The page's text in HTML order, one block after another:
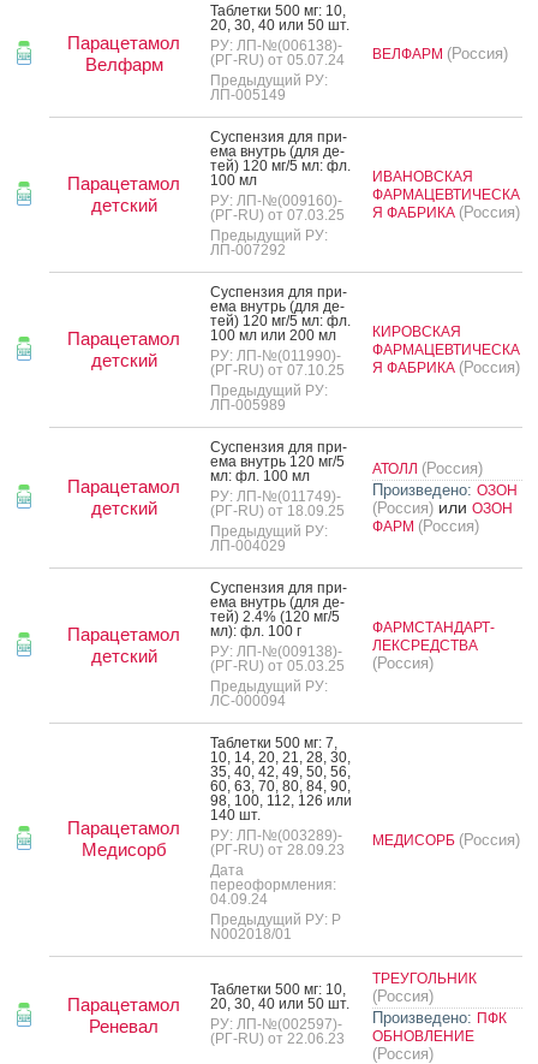
Парацетамол
Велфарм
Таб­летки 500 мг: 10,
20, 30, 40 или 50 шт.
РУ: ЛП-№(006138)-
(РГ-RU) от 05.07.24
Предыдущий РУ:
ЛП-005149
ВЕЛФАРМ (Россия)
Парацетамол
детский
Сус­пензия для при­
ема внутрь (для де­
тей) 120 мг/5 мл: фл.
100 мл
РУ: ЛП-№(009160)-
(РГ-RU) от 07.03.25
Предыдущий РУ:
ЛП-007292
ИВАНОВСКАЯ
ФАРМАЦЕВТИЧЕСКА
Я ФАБРИКА (Россия)
Парацетамол
детский
Сус­пензия для при­
ема внутрь (для де­
тей) 120 мг/5 мл: фл.
100 мл или 200 мл
РУ: ЛП-№(011990)-
(РГ-RU) от 07.10.25
Предыдущий РУ:
ЛП-005989
КИРОВСКАЯ
ФАРМАЦЕВТИЧЕСКА
Я ФАБРИКА (Россия)
Парацетамол
детский
Сус­пензия для при­
ема внутрь 120 мг/5
мл: фл. 100 мл
РУ: ЛП-№(011749)-
(РГ-RU) от 18.09.25
Предыдущий РУ:
ЛП-004029
АТОЛЛ (Россия)
Произведено: ОЗОН
(Россия) или ОЗОН
ФАРМ (Россия)
Парацетамол
детский
Сус­пензия для при­
ема внутрь (для де­
тей) 2.4% (120 мг/5
мл): фл. 100 г
РУ: ЛП-№(009138)-
(РГ-RU) от 05.03.25
Предыдущий РУ:
ЛС-000094
ФАРМСТАНДАРТ-
ЛЕКСРЕДСТВА
(Россия)
Парацетамол
Медисорб
Таб­летки 500 мг: 7,
10, 14, 20, 21, 28, 30,
35, 40, 42, 49, 50, 56,
60, 63, 70, 80, 84, 90,
98, 100, 112, 126 или
140 шт.
РУ: ЛП-№(003289)-
(РГ-RU) от 28.09.23
Дата
переоформления:
04.09.24
Предыдущий РУ: Р
N002018/01
МЕДИСОРБ (Россия)
Парацетамол
Реневал
Таб­летки 500 мг: 10,
20, 30, 40 или 50 шт.
РУ: ЛП-№(002597)-
(РГ-RU) от 22.06.23
ТРЕУГОЛЬНИК
(Россия)
Произведено: ПФК
ОБНОВЛЕНИЕ
(Россия)